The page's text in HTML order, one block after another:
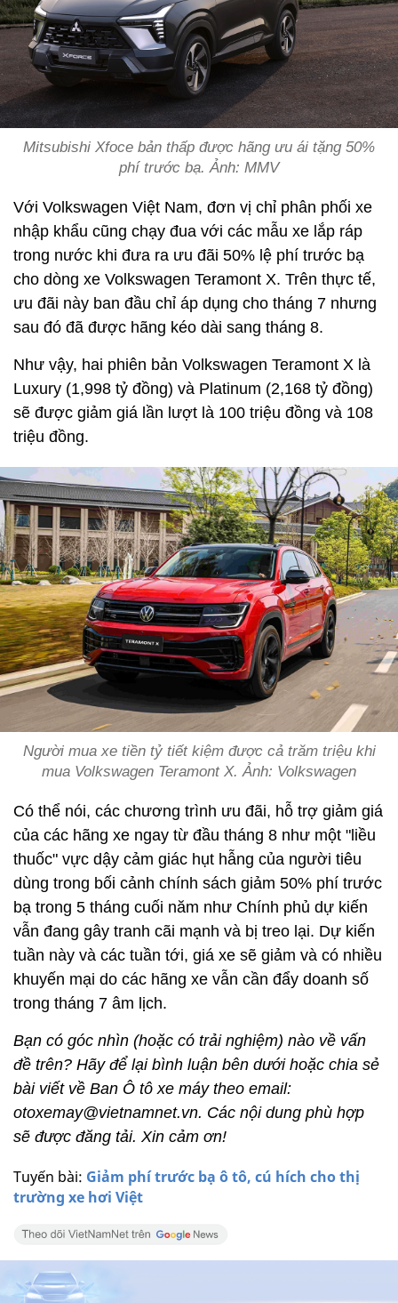
Tuyến bài: Giảm phí trước bạ ô tô, cú hích cho thị
trường xe hơi Việt
Mitsubishi Xfoce bản thấp được hãng ưu ái tặng 50%
phí trước bạ. Ảnh: MMV
Với Volkswagen Việt Nam, đơn vị chỉ phân phối xe
nhập khẩu cũng chạy đua với các mẫu xe lắp ráp
trong nước khi đưa ra ưu đãi 50% lệ phí trước bạ
cho dòng xe Volkswagen Teramont X. Trên thực tế,
ưu đãi này ban đầu chỉ áp dụng cho tháng 7 nhưng
sau đó đã được hãng kéo dài sang tháng 8.
Như vậy, hai phiên bản Volkswagen Teramont X là
Luxury (1,998 tỷ đồng) và Platinum (2,168 tỷ đồng)
sẽ được giảm giá lần lượt là 100 triệu đồng và 108
triệu đồng.
Người mua xe tiền tỷ tiết kiệm được cả trăm triệu khi
mua Volkswagen Teramont X. Ảnh: Volkswagen
Có thể nói, các chương trình ưu đãi, hỗ trợ giảm giá
của các hãng xe ngay từ đầu tháng 8 như một "liều
thuốc" vực dậy cảm giác hụt hẫng của người tiêu
dùng trong bối cảnh chính sách giảm 50% phí trước
bạ trong 5 tháng cuối năm như Chính phủ dự kiến
vẫn đang gây tranh cãi mạnh và bị treo lại. Dự kiến
tuần này và các tuần tới, giá xe sẽ giảm và có nhiều
khuyến mại do các hãng xe vẫn cần đẩy doanh số
trong tháng 7 âm lịch.
Bạn có góc nhìn (hoặc có trải nghiệm) nào về vấn
đề trên? Hãy để lại bình luận bên dưới hoặc chia sẻ
bài viết về Ban Ô tô xe máy theo email:
otoxemay@vietnamnet.vn. Các nội dung phù hợp
sẽ được đăng tải. Xin cảm ơn!